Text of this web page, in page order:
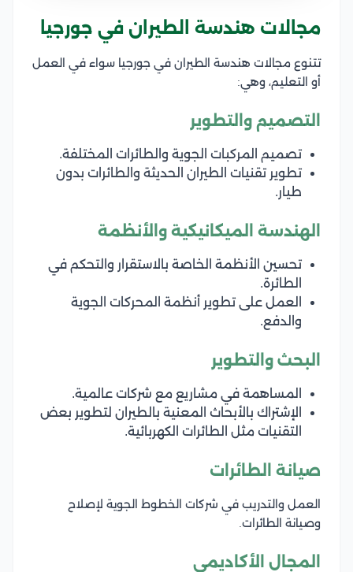
مجالات هندسة الطيران في جورجيا
تتنوع مجالات هندسة الطيران في جورجيا سواء في العمل
أو التعليم، وهي:
التصميم والتطوير
تصميم المركبات الجوية والطائرات المختلفة.
تطوير تقنيات الطيران الحديثة والطائرات بدون
طيار.
الهندسة الميكانيكية والأنظمة
تحسين الأنظمة الخاصة بالاستقرار والتحكم في
الطائرة.
العمل على تطوير أنظمة المحركات الجوية
والدفع.
البحث والتطوير
المساهمة في مشاريع مع شركات عالمية.
الإشتراك بالأبحاث المعنية بالطيران لتطوير بعض
التقنيات مثل الطائرات الكهربائية.
صيانة الطائرات
العمل والتدريب في شركات الخطوط الجوية لإصلاح
وصيانة الطائرات.
المجال الأكاديمي